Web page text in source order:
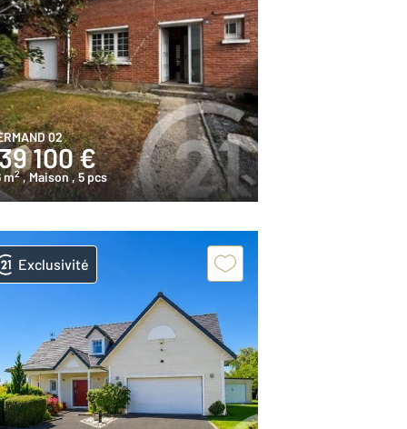
02
100 €
m2 , Maison, 5 pcs
Exclusivité